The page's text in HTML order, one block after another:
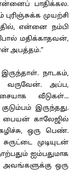
பாதிக்கல.
முயற்சி
என்னை நம்பி
மதிக்காதவன்,
அபத்தம்.”
நாடகம்,
வருவேன். அப்ப,
வீடுகள்...
இருந்தது.
பையன் காலேஜில்
ஒரு பெண்.
முடியுடன்
ஐம்பதுமாக
ஒரு